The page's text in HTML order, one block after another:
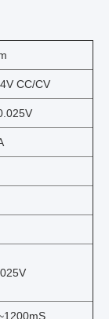
CC/CV